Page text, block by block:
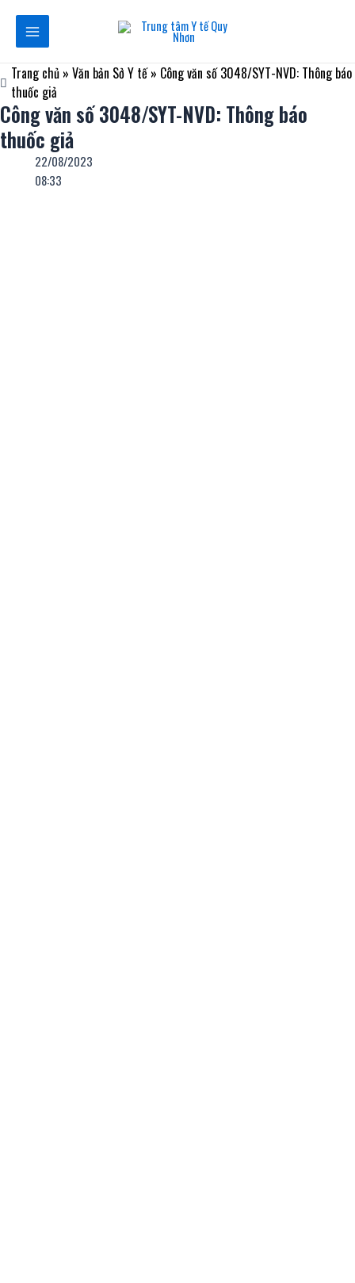
dung
Main
Menu
Trang chủ » Văn bản Sở Y tế» Công văn số 3048/SYT-NVD: Thông báo
thuốc giả
Công văn số 3048/SYT-NVD: Thông báo
thuốc giả
22/08/2023
08:33